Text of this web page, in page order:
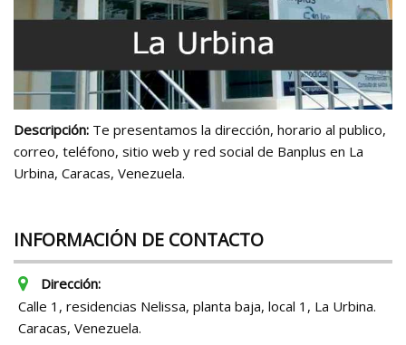
Descripción: Te presentamos la dirección, horario al publico,
correo, teléfono, sitio web y red social de Banplus en La
Urbina, Caracas, Venezuela.
INFORMACIÓN DE CONTACTO
Dirección:
Calle 1, residencias Nelissa, planta baja, local 1, La Urbina.
Caracas, Venezuela.